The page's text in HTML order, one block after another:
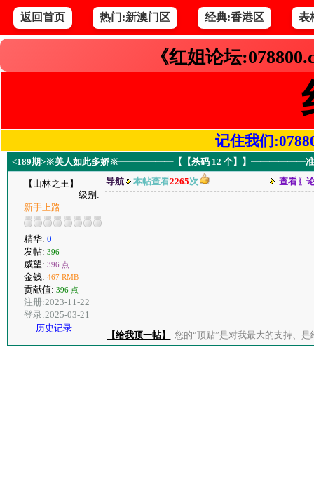
返回首页 热门:新澳门区 经典:香港区 表
《红姐论坛
记住我们
<189期>※美人如此多娇※━━━━━━【【杀码 12 个】】━━━━━━准
【山林之王】
级别:
新手上路
精华: 0
发帖: 396
威望: 396 点
金钱: 467 RMB
贡献值: 396 点
注册:2023-11-22
登录:2025-03-21
历史记录
导航 本帖查看2265次 查看〖
【给我顶一帖】 您的“顶贴”是对我最大的支持、